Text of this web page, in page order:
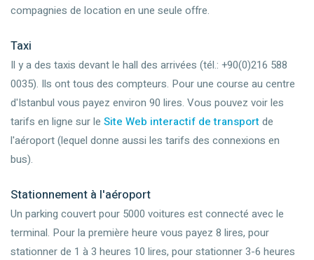
compagnies de location en une seule offre.
Taxi
Il y a des taxis devant le hall des arrivées (tél.: +90(0)216 588
0035). Ils ont tous des compteurs. Pour une course au centre
d'Istanbul vous payez environ 90 lires. Vous pouvez voir les
tarifs en ligne sur le Site Web interactif de transport de
l'aéroport (lequel donne aussi les tarifs des connexions en
bus).
Stationnement à l'aéroport
Un parking couvert pour 5000 voitures est connecté avec le
terminal. Pour la première heure vous payez 8 lires, pour
stationner de 1 à 3 heures 10 lires, pour stationner 3-6 heures